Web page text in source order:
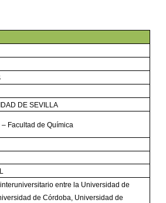
DE SEVILLA
Facultad de Química
entre la Universidad de
de Córdoba, Universidad de